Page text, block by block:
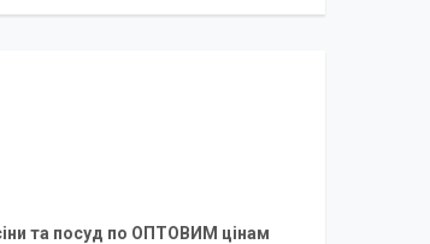
та посуд по ОПТОВИМ цінам